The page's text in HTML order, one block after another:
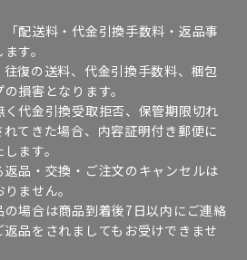
配送料・代金引換手数料・返品事
す。
復の送料、代金引換手数料、梱包
損害となります。
代金引換受取拒否、保管期限切れ
てきた場合、内容証明付き郵便に
ます。
品・交換・ご注文のキャンセルは
ません。
場合は商品到着後7日以内にご連絡
品をされましてもお受けできませ